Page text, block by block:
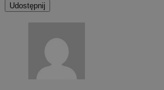
Udostępnij